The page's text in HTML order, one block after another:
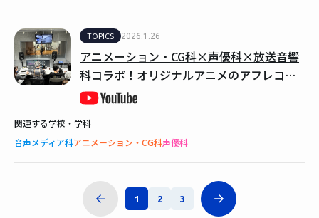
TOPICS 2026.1.26
アニメーション・CG科×声優科×放送音響
科コラボ！オリジナルアニメのアフレコ収
録を実施
関連する学校・学科
音声メディア科アニメーション・CG科声優科
1 2 3